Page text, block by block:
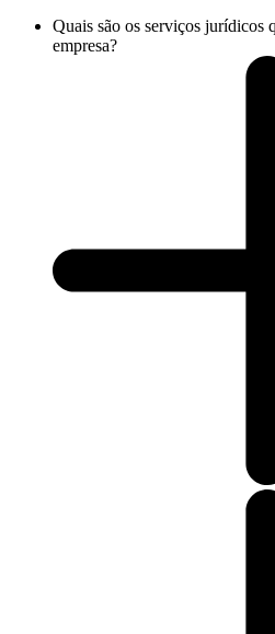
Quais são os serviços jurídicos
empresa?